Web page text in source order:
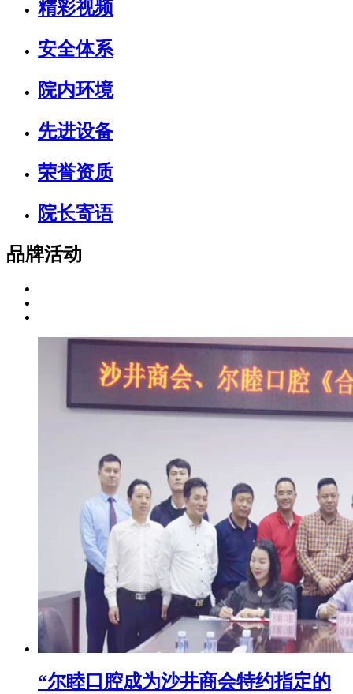
精彩视频
安全体系
院内环境
先进设备
荣誉资质
院长寄语
品牌活动
“尔睦口腔成为沙井商会特约指定的